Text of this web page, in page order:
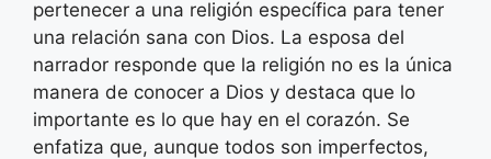
pertenecer a una religión específica para tener
una relación sana con Dios. La esposa del
narrador responde que la religión no es la única
manera de conocer a Dios y destaca que lo
importante es lo que hay en el corazón. Se
enfatiza que, aunque todos son imperfectos,